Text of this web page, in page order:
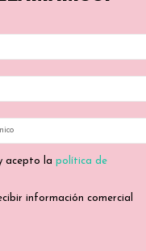
acepto la política de
información comercial